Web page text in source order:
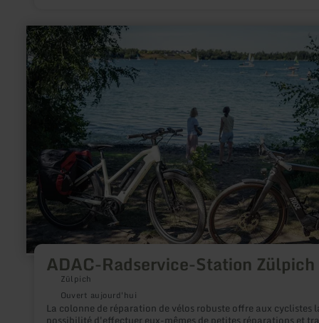
ADAC-Radservice-Station Zülpich
Zülpich
Ouvert aujourd'hui
La colonne de réparation de vélos robuste offre aux cyclistes
en
savoir
plus
sur
:
ADAC-
Radservice-
Station